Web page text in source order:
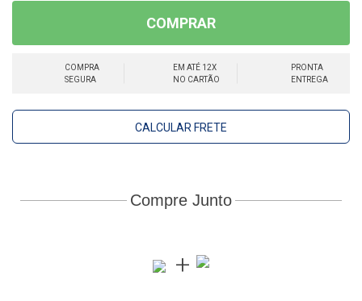
COMPRAR
COMPRA
SEGURA
EM ATÉ 12X
NO CARTÃO
PRONTA
ENTREGA
CALCULAR FRETE
Compre Junto